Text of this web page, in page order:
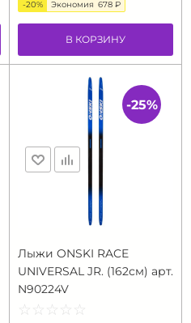
-20% Экономия 678 ₽
В КОРЗИНУ
Лыжи ONSKI RACE
UNIVERSAL JR. (162см) арт.
N90224V
☆ ☆ ☆ ☆ ☆
★ ★ ★ ★ ★
-25%